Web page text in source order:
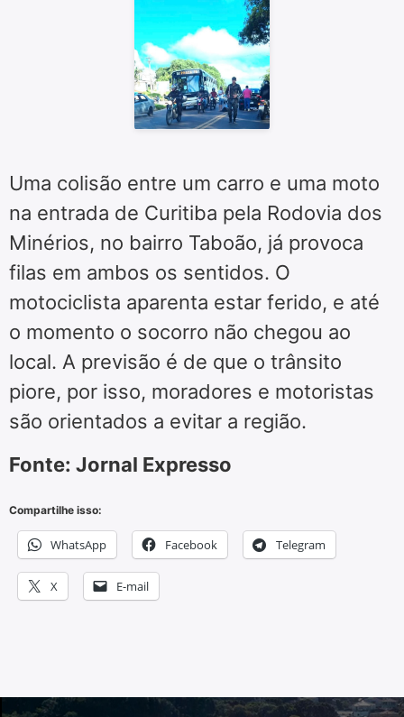
Uma colisão entre um carro e uma moto
na entrada de Curitiba pela Rodovia dos
Minérios, no bairro Taboão, já provoca
filas em ambos os sentidos. O
motociclista aparenta estar ferido, e até
o momento o socorro não chegou ao
local. A previsão é de que o trânsito
piore, por isso, moradores e motoristas
são orientados a evitar a região.
Fonte: Jornal Expresso
Compartilhe isso:
WhatsApp Facebook Telegram
X E-mail